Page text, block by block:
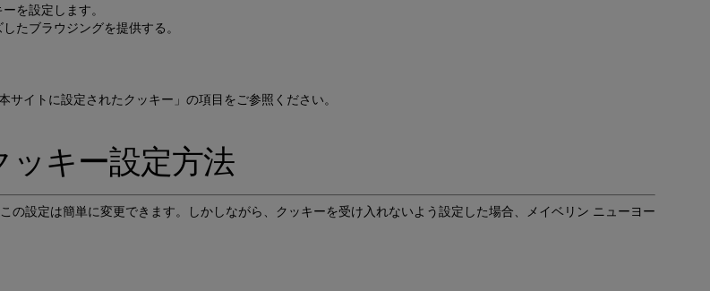
を設定します。
たブラウジングを提供する。
イトに設定されたクッキー」の項目をご参照ください。
キー設定方法
設定は簡単に変更できます。しかしながら、クッキーを受け入れないよう設定した場合、メイベリン ニューヨー